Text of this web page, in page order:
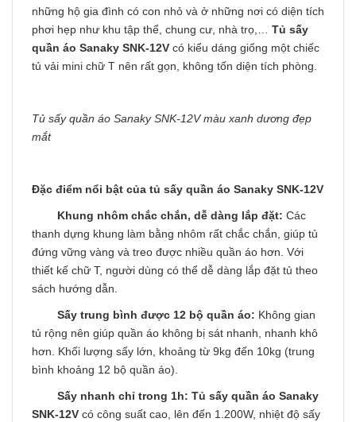
những hộ gia đình có con nhỏ và ở những nơi có diện tích
phơi hẹp như khu tập thể, chung cư, nhà trọ,… Tủ sấy
quần áo Sanaky SNK-12V có kiểu dáng giống một chiếc
tủ vải mini chữ T nên rất gọn, không tốn diện tích phòng.
Tủ sấy quần áo Sanaky SNK-12V màu xanh dương đẹp
mắt
Đặc điểm nổi bật của tủ sấy quần áo Sanaky SNK-12V
Khung nhôm chắc chắn, dễ dàng lắp đặt: Các
thanh dựng khung làm bằng nhôm rất chắc chắn, giúp tủ
đứng vững vàng và treo được nhiều quần áo hơn. Với
thiết kế chữ T, người dùng có thể dễ dàng lắp đặt tủ theo
sách hướng dẫn.
Sấy trung bình được 12 bộ quần áo: Không gian
tủ rộng nên giúp quần áo không bị sát nhanh, nhanh khô
hơn. Khối lượng sấy lớn, khoảng từ 9kg đến 10kg (trung
bình khoảng 12 bộ quần áo).
Sấy nhanh chỉ trong 1h: Tủ sấy quần áo Sanaky
SNK-12V có công suất cao, lên đến 1.200W, nhiệt độ sấy